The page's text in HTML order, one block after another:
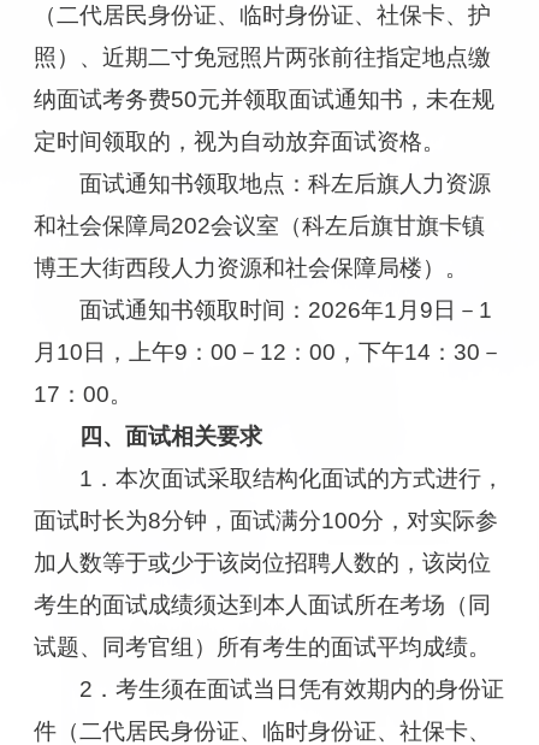
（二代居民身份证、临时身份证、社保卡、护
照）、近期二寸免冠照片两张前往指定地点缴
纳面试考务费50元并领取面试通知书，未在规
定时间领取的，视为自动放弃面试资格。
面试通知书领取地点：科左后旗人力资源
和社会保障局202会议室（科左后旗甘旗卡镇
博王大街西段人力资源和社会保障局楼）。
面试通知书领取时间：2026年1月9日－1
月10日，上午9：00－12：00，下午14：30－
17：00。
四、面试相关要求
1．本次面试采取结构化面试的方式进行，
面试时长为8分钟，面试满分100分，对实际参
加人数等于或少于该岗位招聘人数的，该岗位
考生的面试成绩须达到本人面试所在考场（同
试题、同考官组）所有考生的面试平均成绩。
2．考生须在面试当日凭有效期内的身份证
件（二代居民身份证、临时身份证、社保卡、